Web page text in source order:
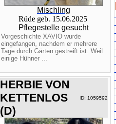
Mischling
Rüde geb. 15.06.2025
Pflegestelle gesucht
Vorgeschichte XAVIO wurde
eingefangen, nachdem er mehrere
Tage durch Gärten gestreift ist. Weil
einige Hühner ...
HERBIE VON
KETTENLOS
(D)
ID: 1059592